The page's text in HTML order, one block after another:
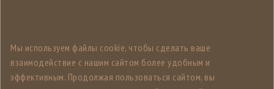
Мы используем файлы cookie, чтобы сделать ваше
взаимодействие с нашим сайтом более удобным и
эффективным. Продолжая пользоваться сайтом, вы